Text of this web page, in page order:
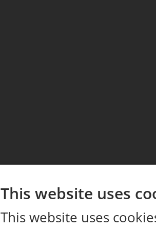
This website uses
This website uses